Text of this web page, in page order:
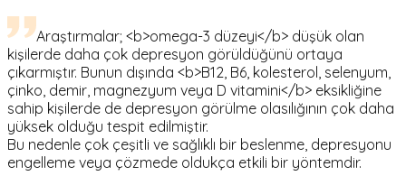
Araştırmalar; <b>omega-3 düzeyi</b> düşük olan
kişilerde daha çok depresyon görüldüğünü ortaya
çıkarmıştır. Bunun dışında <b>B12, B6, kolesterol, selenyum,
çinko, demir, magnezyum veya D vitamini</b> eksikliğine
sahip kişilerde de depresyon görülme olasılığının çok daha
yüksek olduğu tespit edilmiştir.
Bu nedenle çok çeşitli ve sağlıklı bir beslenme, depresyonu
engelleme veya çözmede oldukça etkili bir yöntemdir.